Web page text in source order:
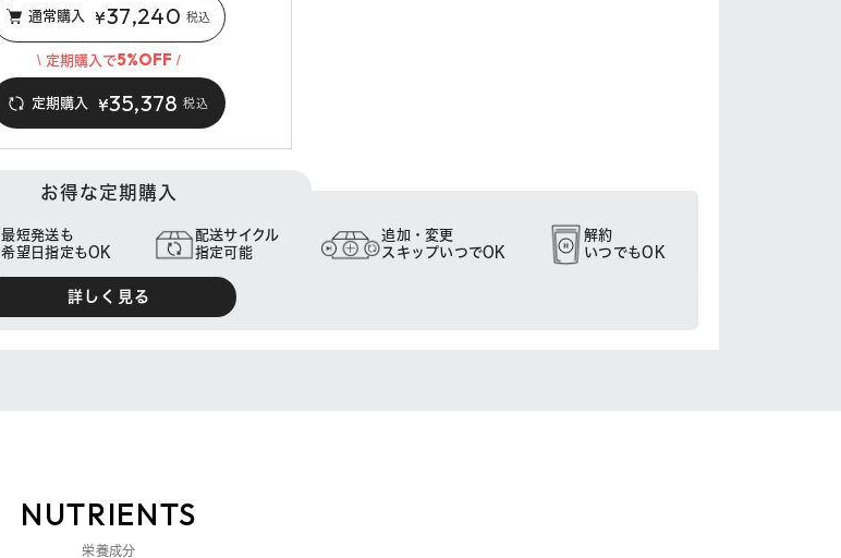
通常購入 ¥37,240 税込
\ 定期購入で5%OFF /
定期購入 ¥35,378 税込
お得な定期購入
最短発送も
希望日指定もOK
配送サイクル
指定可能
追加・変更
スキップいつでOK
解約
いつでもOK
詳しく見る
NUTRIENTS
栄養成分